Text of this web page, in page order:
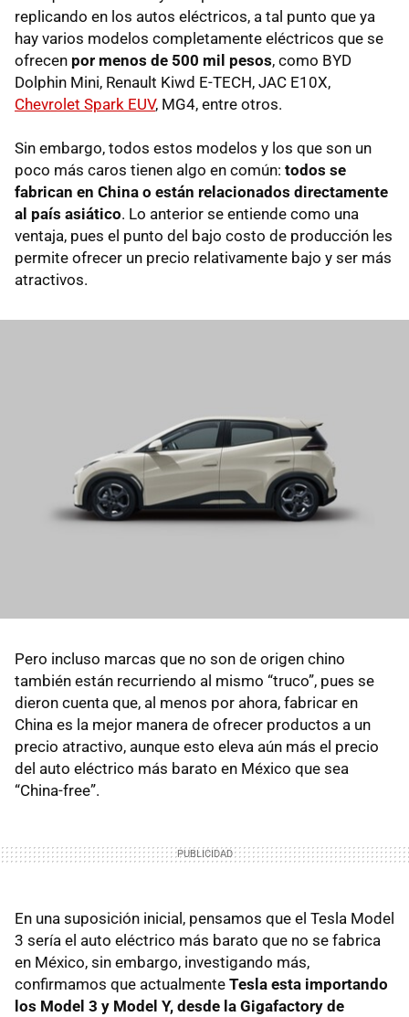
replicando en los autos eléctricos, a tal punto que ya
hay varios modelos completamente eléctricos que se
ofrecen por menos de 500 mil pesos, como BYD
Dolphin Mini, Renault Kiwd E-TECH, JAC E10X,
Chevrolet Spark EUV, MG4, entre otros.
Sin embargo, todos estos modelos y los que son un
poco más caros tienen algo en común: todos se
fabrican en China o están relacionados directamente
al país asiático. Lo anterior se entiende como una
ventaja, pues el punto del bajo costo de producción les
permite ofrecer un precio relativamente bajo y ser más
atractivos.
Pero incluso marcas que no son de origen chino
también están recurriendo al mismo “truco”, pues se
dieron cuenta que, al menos por ahora, fabricar en
China es la mejor manera de ofrecer productos a un
precio atractivo, aunque esto eleva aún más el precio
del auto eléctrico más barato en México que sea
“China-free”.
En una suposición inicial, pensamos que el Tesla Model
3 sería el auto eléctrico más barato que no se fabrica
en México, sin embargo, investigando más,
confirmamos que actualmente Tesla esta importando
los Model 3 y Model Y, desde la Gigafactory de